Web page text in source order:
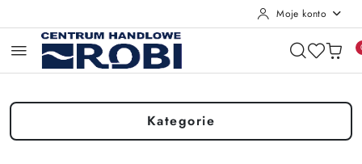
Moje konto
Kategorie